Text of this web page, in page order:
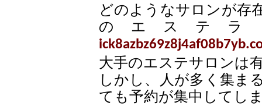
どのようなサロンが存
のエステ
大手のエステサロンは
しかし、人が多く集ま
ても予約が集中してし